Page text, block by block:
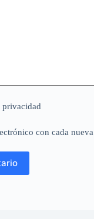
con cada